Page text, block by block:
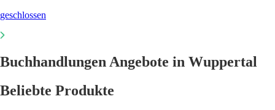
geschlossen
Buchhandlungen Angebote in Wuppertal
Beliebte Produkte